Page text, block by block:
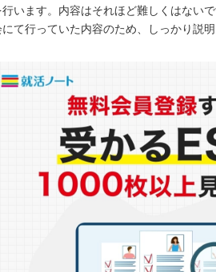
います。内容はそれほど難しくはない
て行っていた内容のため、しっかり説